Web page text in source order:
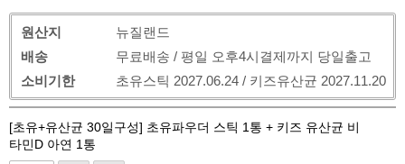
원산지
뉴질랜드
배송
무료배송 / 평일 오후4시결제까지 당일출고
소비기한
초유스틱 2027.06.24 / 키즈유산균 2027.11.20
[초유+유산균 30일구성] 초유파우더 스틱 1통 + 키즈 유산균 비
타민D 아연 1통